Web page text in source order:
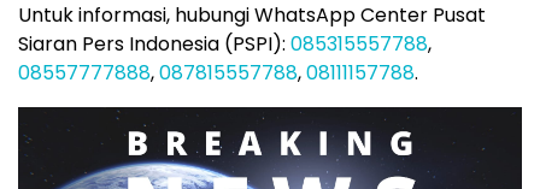
Untuk informasi, hubungi WhatsApp Center Pusat
Siaran Pers Indonesia (PSPI): 085315557788,
08557777888,087815557788,08111157788.